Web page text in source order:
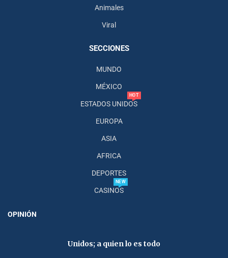
Animales
Viral
SECCIONES
MUNDO
MÉXICO
ESTADOS UNIDOS
HOT
EUROPA
ASIA
AFRICA
DEPORTES
CASINOS
NEW
OPINIÓN
Unidos; a quien lo es todo